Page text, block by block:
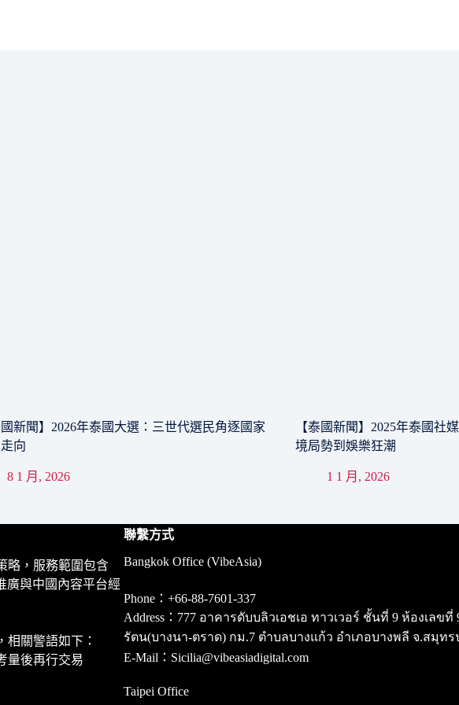
新聞】2026年泰國大選：三世代選民角逐國家
向
8 1 月, 2026
【泰國新聞】2025年泰國社
境局勢到娛樂狂潮
1 1 月, 2026
略，服務範圍包含
廣與中國內容平台經
相關警語如下：
量後再行交易
聯繫方式
Bangkok Office (VibeAsia)
Phone：+66-88-7601-337
Address：777 อาคารดับบลิวเอชเอ ทาวเวอร์ ชั้นที่ 9 ห้องเลข
รัตน(บางนา-ตราด) กม.7 ตำบลบางแก้ว อำเภอบางพลี จ.สมุทร
E-Mail：Sicilia@vibeasiadigital.com
Taipei Office